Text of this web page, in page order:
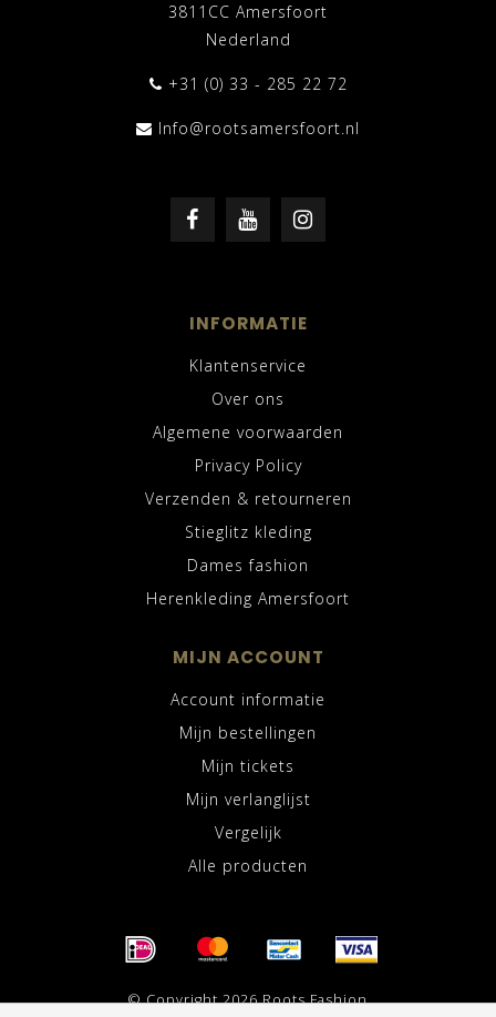
3811CC Amersfoort
Nederland
+31 (0) 33 - 285 22 72
Info@rootsamersfoort.nl
INFORMATIE
Klantenservice
Over ons
Algemene voorwaarden
Privacy Policy
Verzenden & retourneren
Stieglitz kleding
Dames fashion
Herenkleding Amersfoort
MIJN ACCOUNT
Account informatie
Mijn bestellingen
Mijn tickets
Mijn verlanglijst
Vergelijk
Alle producten
© Copyright 2026 Roots Fashion